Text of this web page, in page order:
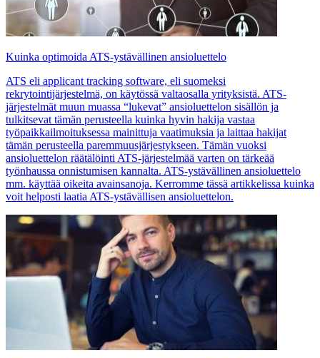
Kuinka optimoida ATS-ystävällinen ansioluettelo
ATS eli applicant tracking software, eli suomeksi
rekrytointijärjestelmä, on käytössä valtaosalla yrityksistä. ATS-
järjestelmät muun muassa “lukevat” ansioluettelon sisällön ja
tulkitsevat tämän perusteella kuinka hyvin hakija vastaa
työpaikkailmoituksessa mainittuja vaatimuksia ja laittaa hakijat
tämän perusteella paremmuusjärjestykseen. Tämän vuoksi
ansioluettelon räätälöinti ATS-järjestelmää varten on tärkeää
työnhaussa onnistumisen kannalta. ATS-ystävällinen ansioluettelo
mm. käyttää oikeita avainsanoja. Kerromme tässä artikkelissa kuinka
voit helposti laatia ATS-ystävällisen ansioluettelon.